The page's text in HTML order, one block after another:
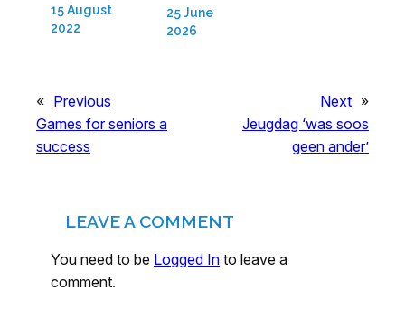
15 August
2022
25 June
2026
« Previous
Games for seniors a
success
Next »
Jeugdag ‘was soos
geen ander’
LEAVE A COMMENT
You need to be Logged In to leave a
comment.